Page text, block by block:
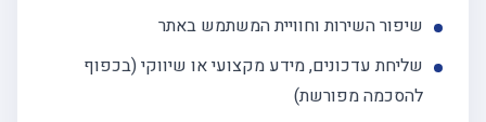
שיפור השירות וחוויית המשתמש באתר
שליחת עדכונים, מידע מקצועי או שיווקי (בכפוף
להסכמה מפורשת)